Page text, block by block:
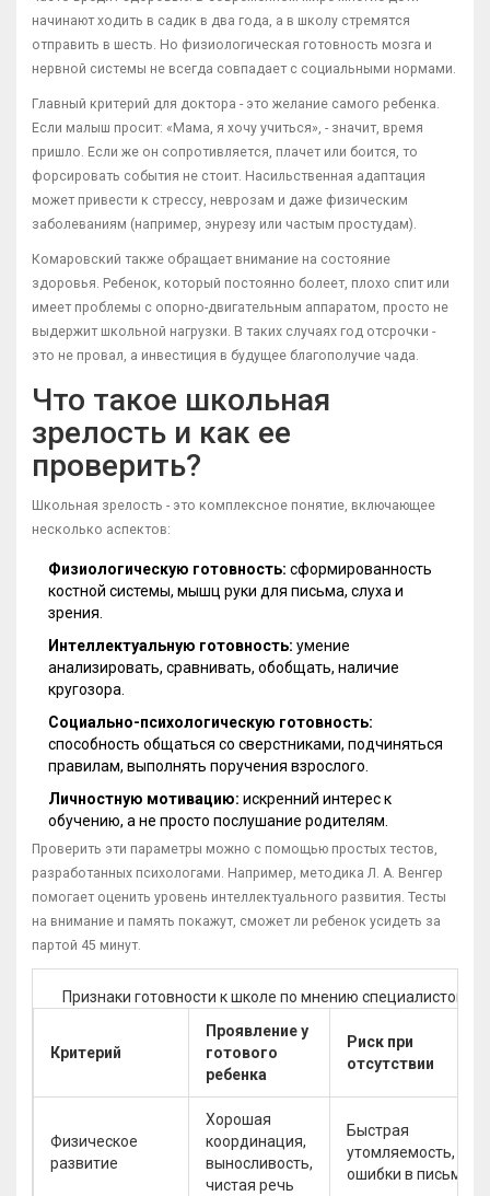
начинают ходить в садик в два года, а в школу стремятся
отправить в шесть. Но физиологическая готовность мозга и
нервной системы не всегда совпадает с социальными нормами.
Главный критерий для доктора - это желание самого ребенка.
Если малыш просит: «Мама, я хочу учиться», - значит, время
пришло. Если же он сопротивляется, плачет или боится, то
форсировать события не стоит. Насильственная адаптация
может привести к стрессу, неврозам и даже физическим
заболеваниям (например, энурезу или частым простудам).
Комаровский также обращает внимание на состояние
здоровья. Ребенок, который постоянно болеет, плохо спит или
имеет проблемы с опорно-двигательным аппаратом, просто не
выдержит школьной нагрузки. В таких случаях год отсрочки -
это не провал, а инвестиция в будущее благополучие чада.
Что такое школьная
зрелость и как ее
проверить?
Школьная зрелость - это комплексное понятие, включающее
несколько аспектов:
Физиологическую готовность: сформированность
костной системы, мышц руки для письма, слуха и
зрения.
Интеллектуальную готовность: умение
анализировать, сравнивать, обобщать, наличие
кругозора.
Социально-психологическую готовность:
способность общаться со сверстниками, подчиняться
правилам, выполнять поручения взрослого.
Личностную мотивацию: искренний интерес к
обучению, а не просто послушание родителям.
Проверить эти параметры можно с помощью простых тестов,
разработанных психологами. Например, методика Л. А. Венгер
помогает оценить уровень интеллектуального развития. Тесты
на внимание и память покажут, сможет ли ребенок усидеть за
партой 45 минут.
Признаки готовности к школе по мнению специалистов
Критерий
Проявление у
готового
ребенка
Риск при
отсутствии
Физическое
развитие
Хорошая
координация,
выносливость,
чистая речь
Быстрая
утомляемость,
ошибки в письме